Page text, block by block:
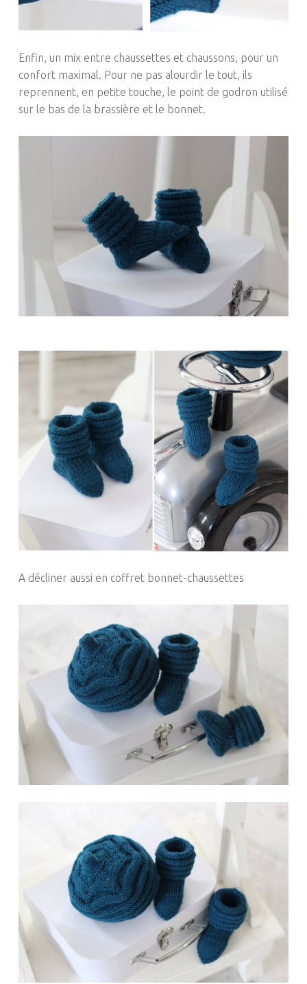
Enfin, un mix entre chaussettes et chaussons, pour un
confort maximal. Pour ne pas alourdir le tout, ils
reprennent, en petite touche, le point de godron utilisé
sur le bas de la brassière et le bonnet.
A décliner aussi en coffret bonnet-chaussettes